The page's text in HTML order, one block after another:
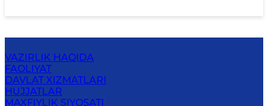
VAZIRLIK HAQIDA
FAOLIYAT
DAVLAT XIZMATLARI
HUJJATLAR
MAXFIYLIK SIYOSATI